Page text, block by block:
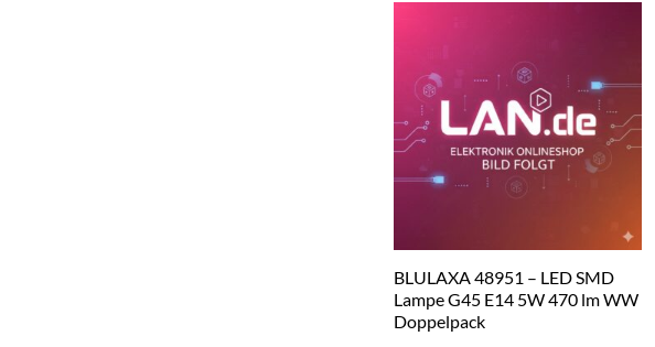
BLULAXA 48951 – LED SMD
Lampe G45 E14 5W 470 lm WW
Doppelpack